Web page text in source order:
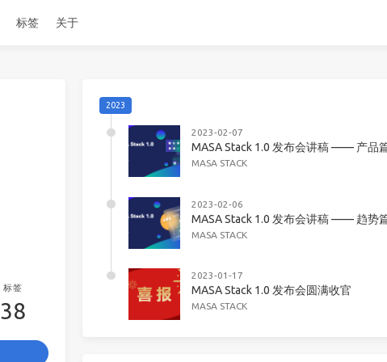
标签 关于
2023
2023-02-07
MASA Stack 1.0 发布会讲稿 —— 产品
MASA STACK
2023-02-06
MASA Stack 1.0 发布会讲稿 —— 趋势
MASA STACK
2023-01-17
MASA Stack 1.0 发布会圆满收官
MASA STACK
标签
38